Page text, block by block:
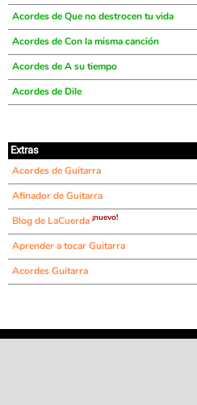
Acordes de Que no destrocen tu vida
Acordes de Con la misma canción
Acordes de A su tiempo
Acordes de Dile
Extras
Acordes de Guitarra
Afinador de Guitarra
Blog de LaCuerda ¡nuevo!
Aprender a tocar Guitarra
Acordes Guitarra